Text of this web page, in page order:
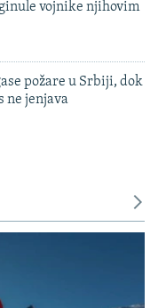
vojnike njihovim
požare u Srbiji, dok
ne jenjava